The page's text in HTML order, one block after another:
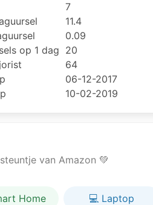
7
11.4
0.09
op 1 dag
20
64
06-12-2017
10-02-2019
van Amazon 💚
Home 💻 Laptop